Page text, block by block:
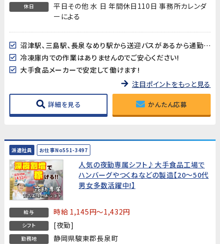
休日
平日その他 水 日 年間休日110日 事務所カレンダ
ーによる
沼津駅、三島駅、長泉なめり駅から送迎バスがあるから通勤ラクラク♪
冷凍庫内での作業はありませんのでご安心ください!
大手食品メーカーで安定して働けます!
注目ポイントをもっと見る
詳細を見る かんたん応募
派遣社員 お仕事No551-3497
人気の夜勤専属シフト♪大手食品工場で
ハンバーグやつくねなどの製造【20～50代
男女多数活躍中!】
給与 時給 1,145円～1,432円
シフト [夜勤]
勤務地 静岡県駿東郡長泉町